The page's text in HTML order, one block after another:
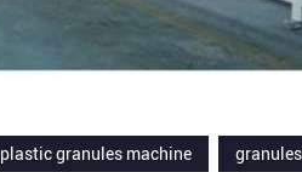
plastic granules machine